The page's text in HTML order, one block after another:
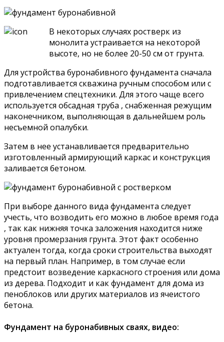
В некоторых случаях ростверк из
монолита устраивается на некоторой
высоте, но не более 20-50 см от грунта.
Для устройства буронабивного фундамента сначала
подготавливается скважина ручным способом или с
привлечением спецтехники. Для этого чаще всего
используется обсадная труба , снабженная режущим
наконечником, выполняющая в дальнейшем роль
несъемной опалубки.
Затем в нее устанавливается предварительно
изготовленный армирующий каркас и конструкция
заливается бетоном.
При выборе данного вида фундамента следует
учесть, что возводить его можно в любое время года
, так как нижняя точка заложения находится ниже
уровня промерзания грунта. Этот факт особенно
актуален тогда, когда сроки строительства выходят
на первый план. Например, в том случае если
предстоит возведение каркасного строения или дома
из дерева. Подходит и как фундамент для дома из
пеноблоков или других материалов из ячеистого
бетона.
Фундамент на буронабивных сваях, видео: